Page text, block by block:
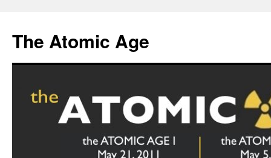
content
The Atomic Age